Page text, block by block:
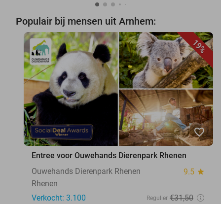
Populair bij mensen uit Arnhem:
19%
favorite_border
Entree voor Ouwehands Dierenpark Rhenen
Ouwehands Dierenpark Rhenen
9.5 star
Rhenen
Verkocht: 3.100
Regulier €31,50